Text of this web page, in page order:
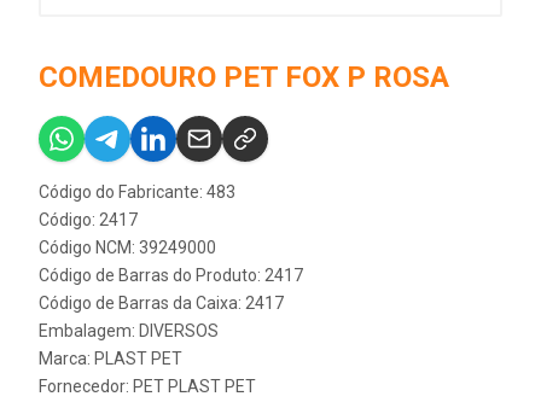
COMEDOURO PET FOX P ROSA
Código do Fabricante: 483
Código: 2417
Código NCM: 39249000
Código de Barras do Produto: 2417
Código de Barras da Caixa: 2417
Embalagem: DIVERSOS
Marca: PLAST PET
Fornecedor: PET PLAST PET